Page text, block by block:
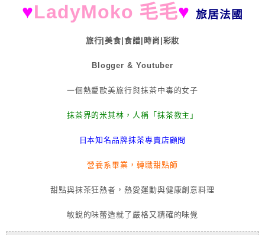
♥LadyMoko 毛毛♥ 旅居法國
旅行|美食|食譜|時尚|彩妝
Blogger & Youtuber
一個熱愛歐美旅行與抹茶中毒的女子
抹茶界的米其林，人稱「抹茶教主」
日本知名品牌抹茶專賣店顧問
營養系畢業，轉職甜點師
甜點與抹茶狂熱者，熱愛運動與健康創意料理
敏銳的味蕾造就了嚴格又精確的味覺